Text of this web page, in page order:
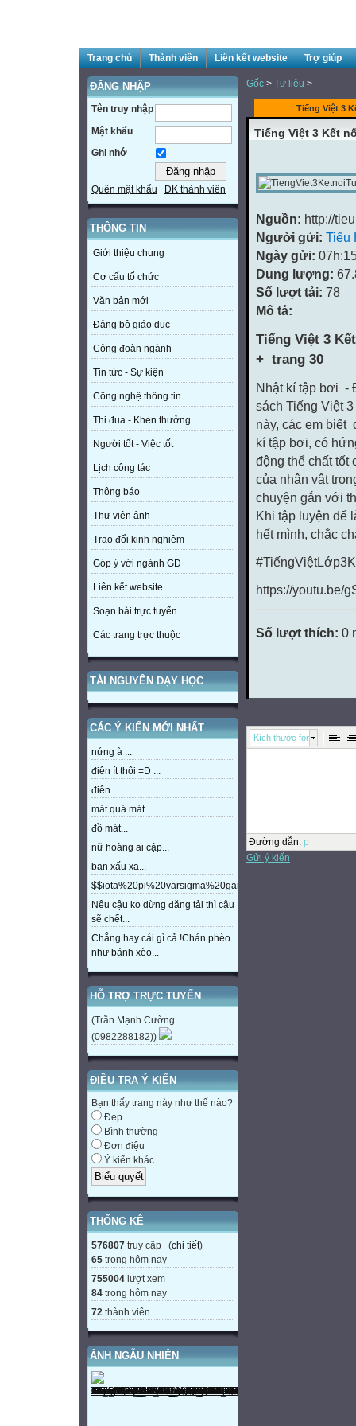
Trang chủ Thành viên Liên kết website Trợ giúp
ĐĂNG NHẬP
Tên truy nhập
Mật khẩu
Ghi nhớ
Quên mật khẩu ĐK thành viên
THÔNG TIN
Giới thiệu chung
Cơ cấu tổ chức
Văn bản mới
Đảng bộ giáo dục
Công đoàn ngành
Tin tức - Sự kiện
Công nghệ thông tin
Thi đua - Khen thưởng
Người tốt - Việc tốt
Lịch công tác
Thông báo
Thư viện ảnh
Trao đổi kinh nghiệm
Góp ý với ngành GD
Liên kết website
Soạn bài trực tuyến
Các trang trực thuộc
TÀI NGUYÊN DẠY HỌC
CÁC Ý KIẾN MỚI NHẤT
nứng à ...
điên ít thôi =D ...
điên ...
mát quá mát...
đồ mát...
nữ hoàng ai cập...
bạn xấu xa...
Nêu cậu ko dừng đăng tải thì cậu
sẽ chết...
Chẳng hay cái gì cả !Chán phèo
như bánh xèo...
HỖ TRỢ TRỰC TUYẾN
(Trần Mạnh Cường
(0982288182))
ĐIỀU TRA Ý KIẾN
Bạn thấy trang này như thế nào?
Đẹp
Bình thường
Đơn điệu
Ý kiến khác
THỐNG KÊ
576807 truy cập (chi tiết)
65 trong hôm nay
755004 lượt xem
84 trong hôm nay
72 thành viên
ẢNH NGẪU NHIÊN
Gốc > Tư liệu >
Tiếng Việt 3
Tiếng Việt 3 Kết
Nguồn: http://
Người gửi: Tiểu
Ngày gửi:
Dung lượng:
Số lượt tải: 78
Mô tả:
Tiếng Việt 3
+ trang 30
Nhật kí tập bơi -
sách Tiếng Việt
này, các em biết
kí tập bơi, có
động thể chất tốt
của nhân vật
chuyện gắn với
Khi tập luyện để
hết mình, chắc
https://youtu.be/
Số lượt thích: 0
Kích thước font
Đường dẫn: p
Gửi ý kiến